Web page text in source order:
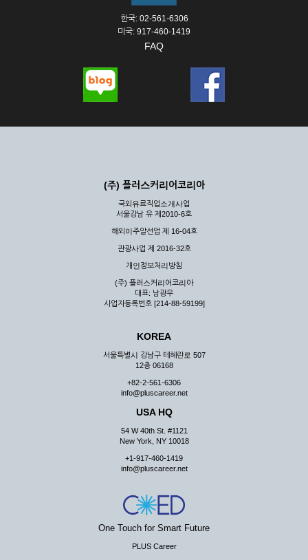
부 또는 일부를 일시적 또는 영구적으로 중지할 수 있습니다.
③ 기타 회사는 서비스를 제공할 수 없는 합당한 사유가 발생한
④ 회사는 제 2항 및 제 3항의 사유로 서비스의 제공이 일시적
여 배상하지 않습니다.
제3장 권리 및 의무
공할 수 있도록 최선의 노력을 다하여야 합니다.
게 누설, 배포하여서는 안됩니다. 다만, 관계법령에 의하여 국가
기관 등의 합법적인 요구가 있는 경우에는 해당 되지 않습니다.
③ 회사는 이용자로부터 제기되는 의견이나 불만이 정당하다고
인정할 경우에는 즉시 처리하여야 하며, 즉시 처리가 곤란한 경
우 그 처리를 위해 노력해야 합니다.
제7조 (회원의 의무)
① 회원은 ID와 비밀 번호에 관한 모든 관리의 책임이 있으며
② 회원은 이용신청서의 기재내용 중 변경된 내용이 있는 경우
서비스를 통하여 그 내용을 회사에 통지하여야 합니다.
③ 다른 회원의 ID와 비밀번호를 부당하게 사용하는 행위를
④ 회원은 회사의 서비스에서 타 사이트의 홍보행위를 하지 않
아야 하며 공공질서나 미풍약속에 위배되는 내용 혹은 저작권을
리 행위도 할 수 없습니다.
사가 통지하는 사항을 준수하여야 하며, 기타 회사의 업무에 방
해되는 행위를 하여서는 아니 됩니다.
제8조 (회원의 관리)
① 회원은 언제든 이 약관에 대한 동의를 철회할 수 있습니다.
한국: 02-561-6306
미국: 917-460-1419
FAQ
(주) 플러스커리어코리아
국외유료직업소개사업
서울강남 유 제2010-6호
해외이주알선업 제 16-04호
관광사업 제 2016-32호
개인정보처리방침
(주) 플러스커리어코리아
대표: 남광우
사업자등록번호 [214-88-59199]
KOREA
서울특별시 강남구 테헤란로 507
12층 06168
+82-2-561-6306
info@pluscareer.net
USA HQ
54 W 40th St. #1121
New York, NY 10018
+1-917-460-1419
info@pluscareer.net
One Touch for Smart Future
PLUS Career